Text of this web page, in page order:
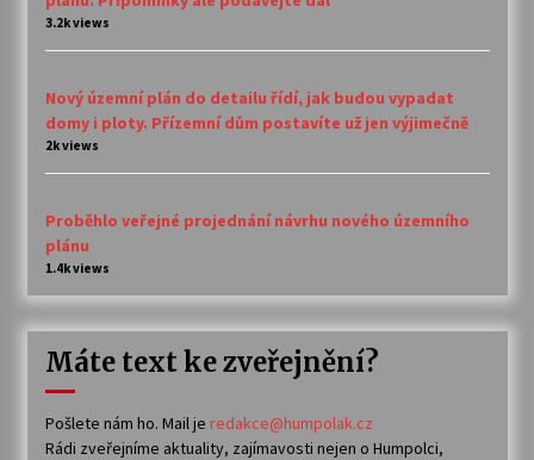
3.2k views
Nový územní plán do detailu řídí, jak budou vypadat
domy i ploty. Přízemní dům postavíte už jen výjimečně
2k views
Proběhlo veřejné projednání návrhu nového územního
plánu
1.4k views
Máte text ke zveřejnění?
Pošlete nám ho. Mail je redakce@humpolak.cz
Rádi zveřejníme aktuality, zajímavosti nejen o Humpolci,